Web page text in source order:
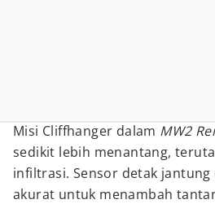
Misi Cliffhanger dalam MW2
sedikit lebih menantang,
infiltrasi. Sensor detak
akurat untuk menambah